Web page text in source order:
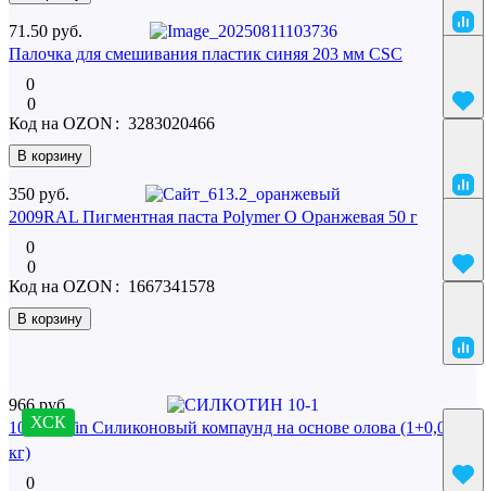
71.50 руб.
Палочка для смешивания пластик синяя 203 мм CSC
0
0
В корзину
Код на OZON : 3283020466
350 руб.
2009RAL Пигментная паста Polymer O Оранжевая 50 г
0
0
В корзину
Код на OZON : 1667341578
ХСК
966 руб.
10 SilcoTin Силиконовый компаунд на основе олова (1+0,02
кг)
0